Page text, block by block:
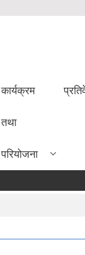
कार्यक्रम
तथा
परियोजना